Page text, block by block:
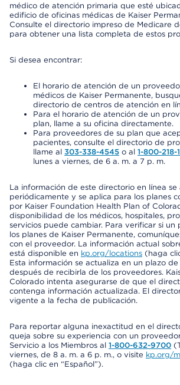
médico de atención primaria que esté
edificio de oficinas médicas de Kaiser
Consulte el directorio impreso de Medicare
para obtener una lista completa de estos
Si desea encontrar:
El horario de atención de un
médicos de Kaiser Permanente,
directorio de centros de atención en
Para el horario de atención de un
plan, llame a su oficina directamente.
Para proveedores de su plan que
pacientes, consulte el directorio de
llame al 303-338-4545 o al 1-800-218-
lunes a viernes, de 6 a. m. a 7 p. m.
La información de este directorio en línea se
periódicamente y se aplica para los planes
por Kaiser Foundation Health Plan of
disponibilidad de los médicos, hospitales,
servicios puede cambiar. Para verificar si
los planes de Kaiser Permanente,
con el proveedor. La información actual
está disponible en kp.org/locations (haga
Esta información se actualiza en un plazo
después de recibirla de los proveedores.
Colorado intenta asegurarse de que el
contenga información actualizada. El
vigente a la fecha de publicación.
Para reportar alguna inexactitud en el
queja sobre su experiencia con un
Servicio a los Miembros al 1-800-632-9700
viernes, de 8 a. m. a 6 p. m., o visite kp.org/
(haga clic en “Español”).